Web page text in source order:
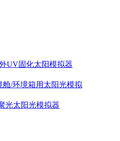
UV固化太阳模拟器
舱/环境箱用太阳光模拟
光太阳光模拟器